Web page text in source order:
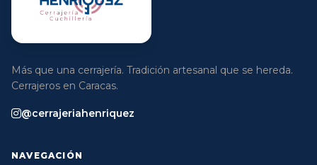
Más que una cerrajería. Tradición artesanal que se hereda.
Cerrajeros en Caracas.
@cerrajeriahenriquez
NAVEGACIÓN